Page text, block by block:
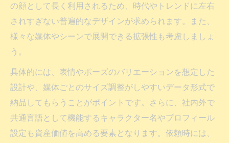
の顔として長く利用されるため、時代やトレンドに左右
されすぎない普遍的なデザインが求められます。また、
様々な媒体やシーンで展開できる拡張性も考慮しましょ
う。
具体的には、表情やポーズのバリエーションを想定した
設計や、媒体ごとのサイズ調整がしやすいデータ形式で
納品してもらうことがポイントです。さらに、社内外で
共通言語として機能するキャラクター名やプロフィール
設定も資産価値を高める要素となります。依頼時には、